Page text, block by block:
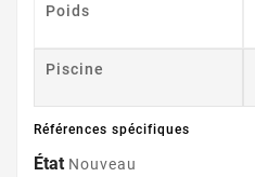
Poids
Piscine
Références spécifiques
État Nouveau